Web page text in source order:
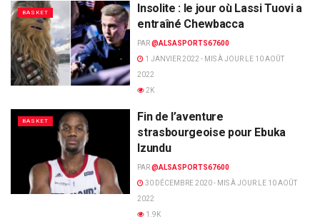
BASKET
Insolite : le jour où Lassi Tuovi a
entraîné Chewbacca
PAR@ALSASPORTS67600
1 JANVIER 2022 - MIS À JOUR LE 10 AOÛT
2022
2K
BASKET
Fin de l’aventure
strasbourgeoise pour Ebuka
Izundu
PAR@ALSASPORTS67600
30 DÉCEMBRE 2020 - MIS À JOUR LE 10 AOÛT
2022
1.9K